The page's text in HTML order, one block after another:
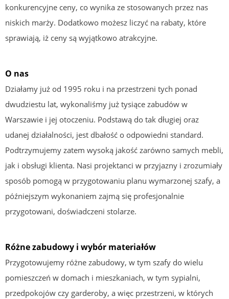
konkurencyjne ceny, co wynika ze stosowanych przez nas
niskich marży. Dodatkowo możesz liczyć na rabaty, które
sprawiają, iż ceny są wyjątkowo atrakcyjne.
O nas
Działamy już od 1995 roku i na przestrzeni tych ponad
dwudziestu lat, wykonaliśmy już tysiące zabudów w
Warszawie i jej otoczeniu. Podstawą do tak długiej oraz
udanej działalności, jest dbałość o odpowiedni standard.
Podtrzymujemy zatem wysoką jakość zarówno samych mebli,
jak i obsługi klienta. Nasi projektanci w przyjazny i zrozumiały
sposób pomogą w przygotowaniu planu wymarzonej szafy, a
późniejszym wykonaniem zajmą się profesjonalnie
przygotowani, doświadczeni stolarze.
Różne zabudowy i wybór materiałów
Przygotowujemy różne zabudowy, w tym szafy do wielu
pomieszczeń w domach i mieszkaniach, w tym sypialni,
przedpokojów czy garderoby, a więc przestrzeni, w których